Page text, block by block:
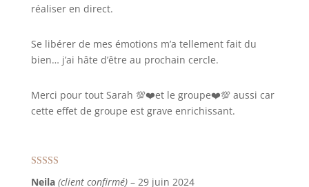
réaliser en direct.
Se libérer de mes émotions m’a tellement fait du
bien… j’ai hâte d’être au prochain cercle.
Merci pour tout Sarah 💯❤️et le groupe❤️💯 aussi car
cette effet de groupe est grave enrichissant.
Neila (client confirmé) – 29 juin 2024